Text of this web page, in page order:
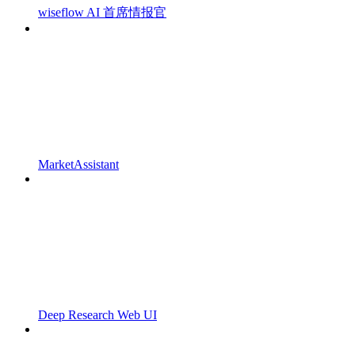
wiseflow AI 首席情报官
MarketAssistant
Deep Research Web UI